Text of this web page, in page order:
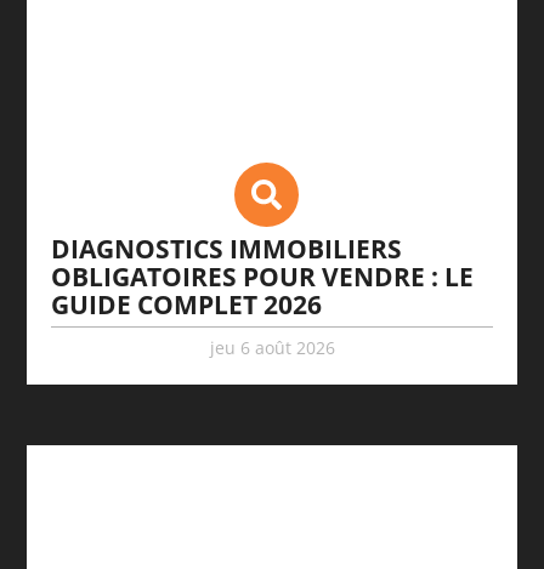
DIAGNOSTICS IMMOBILIERS
OBLIGATOIRES POUR VENDRE : LE
GUIDE COMPLET 2026
jeu 6 août 2026